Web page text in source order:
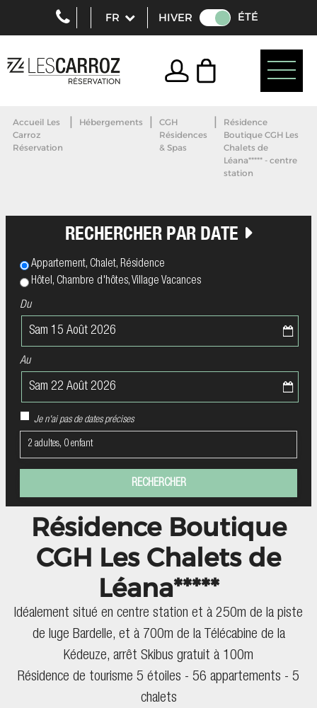
HIVER ÉTÉ
Accueil Les
Carroz
Réservation
| Hébergements |
CGH
Résidences
& Spas
|
Résidence
Boutique CGH Les
Chalets de
Léana***** - centre
station
RECHERCHER PAR DATE
Appartement, Chalet, Résidence
Hôtel, Chambre d'hôtes, Village Vacances
Du
Au
Je n'ai pas de dates précises
2 adultes, 0 enfant
Résidence Boutique
CGH Les Chalets de
Léana*****
Idéalement situé en centre station et à 250m de la piste
de luge Bardelle, et à 700m de la Télécabine de la
Kédeuze, arrêt Skibus gratuit à 100m
Résidence de tourisme 5 étoiles - 56 appartements - 5
chalets